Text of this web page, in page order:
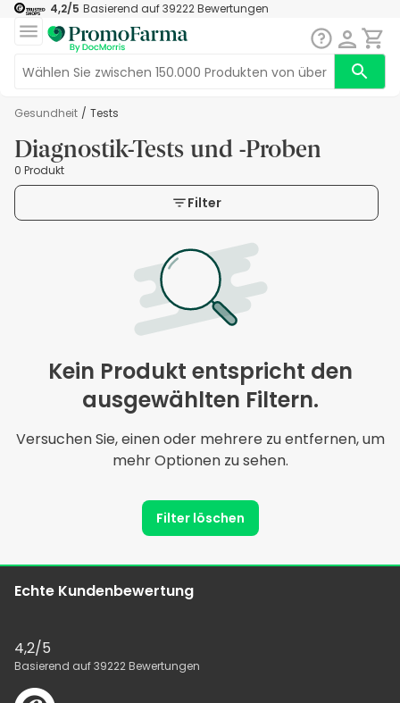
4,2/5 Basierend auf39222Bewertungen
Gesundheit / Tests
Diagnostik-Tests und -Proben
0 Produkt
Filter
Kein Produkt entspricht den
ausgewählten Filtern.
Versuchen Sie, einen oder mehrere zu entfernen, um
mehr Optionen zu sehen.
Filter löschen
Echte Kundenbewertung
4,2/5
Basierend auf39222 Bewertungen